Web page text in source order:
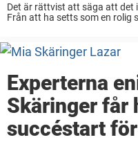
Det är rättvist att säga att det
Från att ha setts som en rolig
Experterna
Skäringer får
succéstart